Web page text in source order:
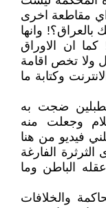
مقاطعة اخرى
بالعراق؟! وانها
ان الاوراق
ولا تخص اقامة
وكتابة ما
ضجت به
وجعلت منه
فيديو من هنا
الفارغة
الباطن وما
والخلافات